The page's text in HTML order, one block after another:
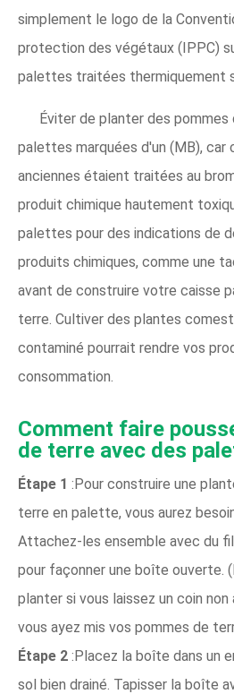
simplement le logo de la
protection des végétaux (IPPC)
palettes traitées thermiquement
Éviter de planter des pommes
palettes marquées d'un (MB),
anciennes étaient traitées au
produit chimique hautement
palettes pour des indications de
produits chimiques, comme une
avant de construire votre caisse
terre. Cultiver des plantes
contaminé pourrait rendre vos
consommation.
Comment faire
de terre avec des
Étape 1 :Pour construire une
terre en palette, vous aurez
Attachez-les ensemble avec du
pour façonner une boîte ouverte.
planter si vous laissez un coin
vous ayez mis vos pommes de
Étape 2 :Placez la boîte dans un
sol bien drainé. Tapisser la boîte